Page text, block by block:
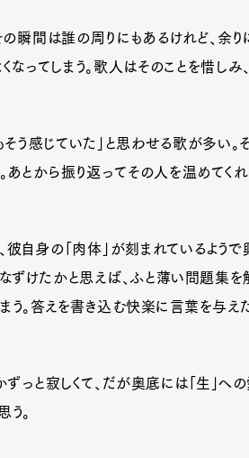
Gourmet
Cars
瞬間は誰の周りにもあるけれど、余り
なってしまう。歌人はそのことを惜し
う感じていた」と思わせる歌が多い。
とから振り返ってその人を温めてくれ
自身の「肉体」が刻まれているようで
ずけたかと思えば、ふと薄い問題集を
う。答えを書き込む快楽に言葉を与え
と寂しくて、だが奥底には「生」への
。